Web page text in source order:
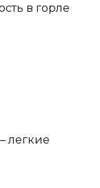
в горле
легкие